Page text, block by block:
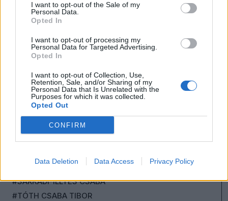
I want to opt-out of the Sale of my
Personal Data.
Opted In
I want to opt-out of processing my
Personal Data for Targeted Advertising.
Opted In
I want to opt-out of Collection, Use,
Retention, Sale, and/or Sharing of my
Personal Data that Is Unrelated with the
Purposes for which it was collected.
Opted Out
CONFIRM
Data Deletion Data Access Privacy Policy
#SABATER
#FELCSER V. ÖRS
#TÓTH CSABA
#NAGY PÁL
#ZECK JULIANNA
#RADNÓTI ZOLTÁN
#SZÉKELY SÁNDOR
#BÁNKÖVI DOROTTYA
#SETYEROV ZORÁN
#SARKADI-ILLYÉS CSABA
#TÓTH CSABA TIBOR